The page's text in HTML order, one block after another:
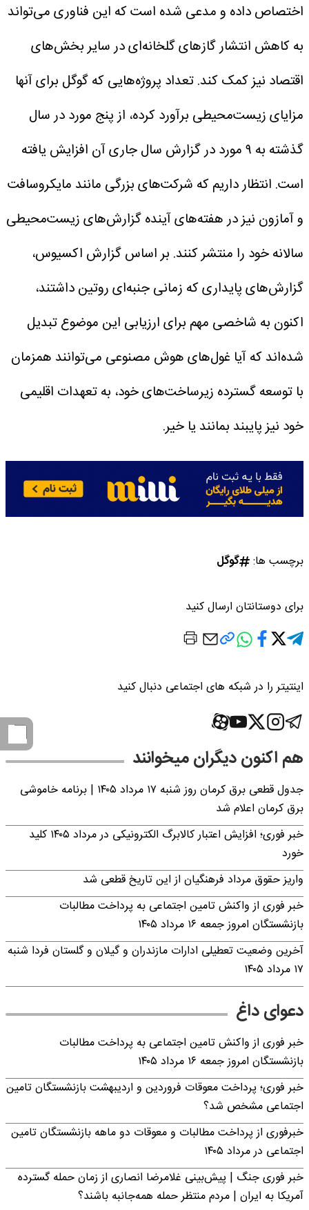
اختصاص داده و مدعی شده است که این فناوری می‌تواند
به کاهش انتشار گازهای گلخانه‌ای در سایر بخش‌های
اقتصاد نیز کمک کند. تعداد پروژه‌هایی که گوگل برای آنها
مزایای زیست‌محیطی برآورد کرده، از پنج مورد در سال
گذشته به ۹ مورد در گزارش سال جاری آن افزایش یافته
است. انتظار داریم که شرکت‌های بزرگی مانند مایکروسافت
و آمازون نیز در هفته‌های آینده گزارش‌های زیست‌محیطی
سالانه خود را منتشر کنند. بر اساس گزارش اکسیوس،
گزارش‌های پایداری که زمانی جنبه‌ای روتین داشتند،
اکنون به شاخصی مهم برای ارزیابی این موضوع تبدیل
شده‌اند که آیا غول‌های هوش مصنوعی می‌توانند همزمان
با توسعه گسترده زیرساخت‌های خود، به تعهدات اقلیمی‌
خود نیز پایبند بمانند یا خیر.
برچسب ها: گوگل
برای دوستانتان ارسال کنید
اینتیتر را در شبکه های اجتماعی دنبال کنید
هم اکنون دیگران میخوانند
جدول قطعی برق کرمان روز شنبه ۱۷ مرداد ۱۴۰۵ | برنامه خاموشی
برق کرمان اعلام شد
خبر فوری؛ افزایش اعتبار کالابرگ الکترونیکی در مرداد ۱۴۰۵ کلید
خورد
واریز حقوق مرداد فرهنگیان از این تاریخ قطعی شد
خبر فوری از واکنش تامین اجتماعی به پرداخت مطالبات
بازنشستگان امروز جمعه ۱۶ مرداد ۱۴۰۵
آخرین وضعیت تعطیلی ادارات مازندران و گیلان و گلستان فردا شنبه
۱۷ مرداد ۱۴۰۵
دعوای داغ
خبر فوری از واکنش تامین اجتماعی به پرداخت مطالبات
بازنشستگان امروز جمعه ۱۶ مرداد ۱۴۰۵
خبر فوری؛ پرداخت معوقات فروردین و اردیبهشت بازنشستگان تامین
اجتماعی مشخص شد؟
خبرفوری از پرداخت مطالبات و معوقات دو ماهه بازنشستگان تامین
اجتماعی در مرداد ۱۴۰۵
خبر فوری جنگ | پیش‌بینی غلامرضا انصاری از زمان حمله گسترده
آمریکا به ایران | مردم منتظر حمله همه‌جانبه باشند؟